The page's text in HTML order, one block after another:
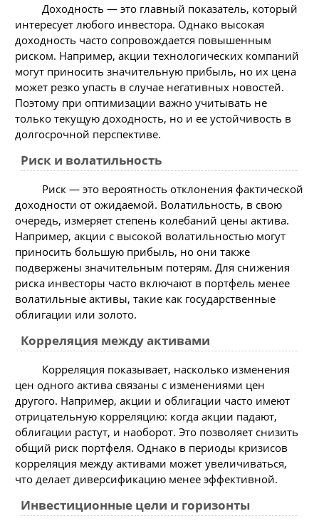
Доходность — это главный показатель, который
интересует любого инвестора. Однако высокая
доходность часто сопровождается повышенным
риском. Например, акции технологических компаний
могут приносить значительную прибыль, но их цена
может резко упасть в случае негативных новостей.
Поэтому при оптимизации важно учитывать не
только текущую доходность, но и ее устойчивость в
долгосрочной перспективе.
Риск и волатильность
Риск — это вероятность отклонения фактической
доходности от ожидаемой. Волатильность, в свою
очередь, измеряет степень колебаний цены актива.
Например, акции с высокой волатильностью могут
приносить большую прибыль, но они также
подвержены значительным потерям. Для снижения
риска инвесторы часто включают в портфель менее
волатильные активы, такие как государственные
облигации или золото.
Корреляция между активами
Корреляция показывает, насколько изменения
цен одного актива связаны с изменениями цен
другого. Например, акции и облигации часто имеют
отрицательную корреляцию: когда акции падают,
облигации растут, и наоборот. Это позволяет снизить
общий риск портфеля. Однако в периоды кризисов
корреляция между активами может увеличиваться,
что делает диверсификацию менее эффективной.
Инвестиционные цели и горизонты